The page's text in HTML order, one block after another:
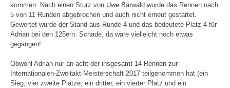
kommen. Nach einen Sturz von Uwe Bärwald wurde das Rennen nach
5 von 11 Runden abgebrochen und auch nicht erneut gestartet.
Gewertet wurde der Stand aus Runde 4 und das bedeutete Platz 4 für
Adrian bei den 125ern. Schade, da wäre vielleicht noch etwas
gegangen!
Obwohl Adrian nur an acht der insgesamt 14 Rennen zur
Internationalen-Zweitakt-Meisterschaft 2017 teilgenommen hat (ein
Sieg, vier zweite Plätze, ein dritter, ein vierter Platz und ein